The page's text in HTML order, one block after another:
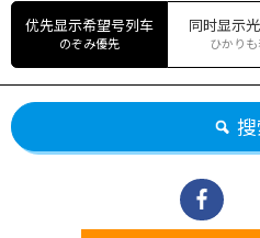
优先显示希望号列车
のぞみ優先
同时显示
ひかり